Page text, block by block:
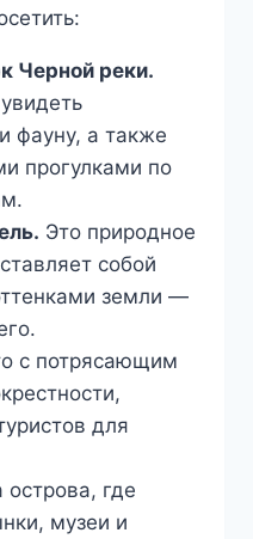
Черной реки.
фауну, а также
прогулками по
Это природное
собой
земли —
с потрясающим
для
острова, где
музеи и